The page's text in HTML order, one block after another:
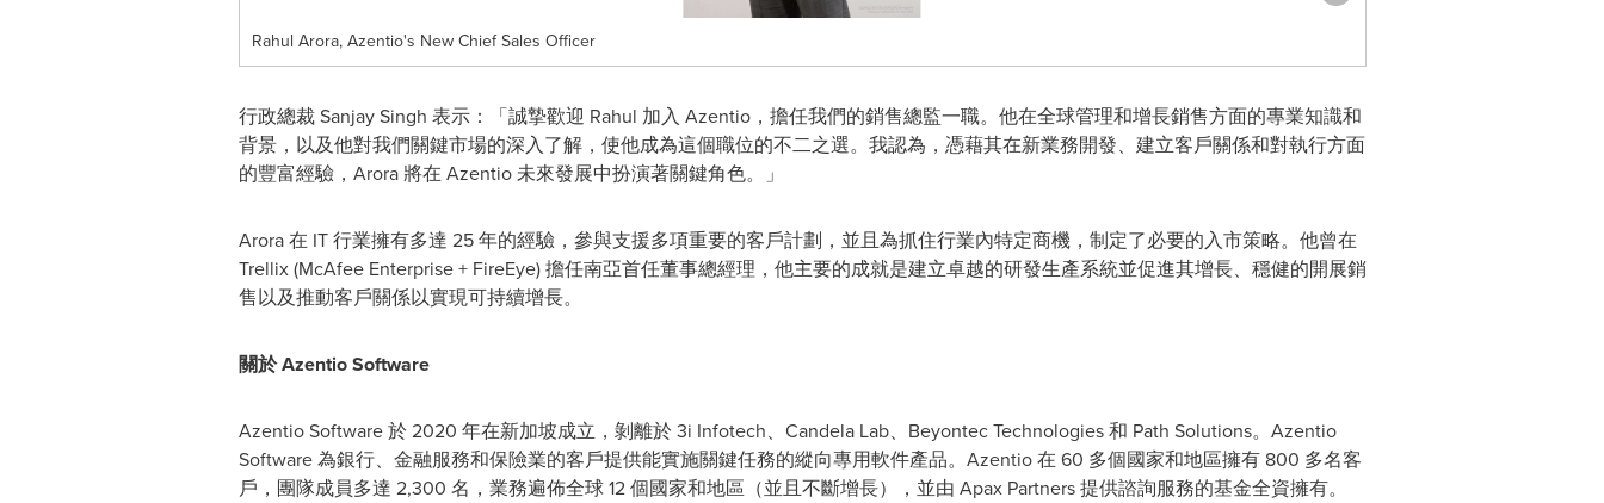
Rahul Arora, Azentio's New Chief Sales Officer
行政總裁Sanjay Singh 表示：「誠摯歡迎 Rahul 加入 Azentio，擔任我們的銷售總監一職。他在全球管理和增長銷售方面的專業知識和
背景，以及他對我們關鍵市場的深入了解，使他成為這個職位的不二之選。我認為，憑藉其在新業務開發、建立客戶關係和對執行方面
的豐富經驗，Arora 將在 Azentio 未來發展中扮演著關鍵角色。」
Arora 在 IT 行業擁有多達 25 年的經驗，參與支援多項重要的客戶計劃，並且為抓住行業內特定商機，制定了必要的入市策略。他曾在
Trellix (McAfee Enterprise + FireEye) 擔任南亞首任董事總經理，他主要的成就是建立卓越的研發生產系統並促進其增長、穩健的開展銷
售以及推動客戶關係以實現可持續增長。
關於 Azentio Software
Azentio Software 於 2020 年在新加坡成立，剝離於 3i Infotech、Candela Lab、Beyontec Technologies 和 Path Solutions。Azentio
Software 為銀行、金融服務和保險業的客戶提供能實施關鍵任務的縱向專用軟件產品。Azentio 在 60 多個國家和地區擁有 800 多名客
戶，團隊成員多達 2,300 名，業務遍佈全球 12 個國家和地區（並且不斷增長），並由 Apax Partners 提供諮詢服務的基金全資擁有。